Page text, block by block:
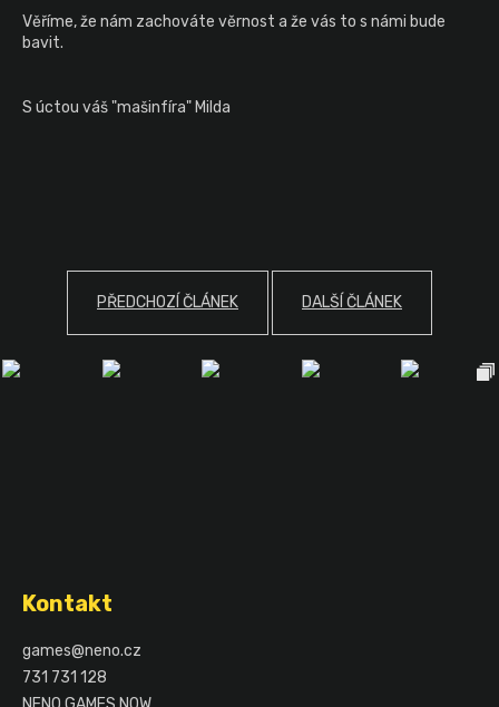
Věříme, že nám zachováte věrnost a že vás to s námi bude
bavit.
S úctou váš "mašinfíra" Milda
PŘEDCHOZÍ ČLÁNEK DALŠÍ ČLÁNEK
Kontakt
games@neno.cz
731 731 128